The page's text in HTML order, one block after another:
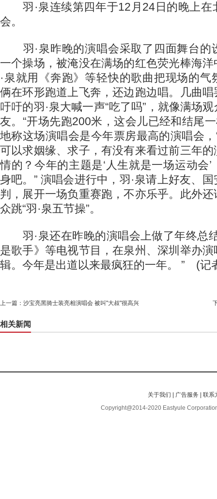
羽·泉连续第四年于12月24日的晚上在
会。
羽·泉昨晚的演唱会采取了四面舞台的
一个操场，被淹没在满场的红色荧光棒海
·泉就用《奔跑》等轻快的歌曲把现场的气
俩在环形跑道上飞奔，还边跑边唱。几曲
吁吁的羽·泉大喊一声“吃了吗”，就像满场
友。“开场先跑200米，这会儿已经和结尾
地称这场演唱会是今年票房最高的演唱会
可以求姻缘、求子，有没有来看过前三年
情的？今年的主题是‘人生就是一场运动会
身吧。” 演唱会进行中，羽·泉请上好友、
判，展开一场负重赛跑，不亦乐乎。此外
众跳“羽·泉五节操”。
羽·泉还在昨晚的演唱会上做了年终总
是歌手》等电视节目，在泉州、深圳举办
辑。今年是出道以来最疯狂的一年。 ” (记
上一篇： 沙宝亮黑骑士装亮相演唱会 被叫"大叔"很高兴
相关新闻
关于我们 广告服务
联系
Copyright@2014-2020 Eastyule